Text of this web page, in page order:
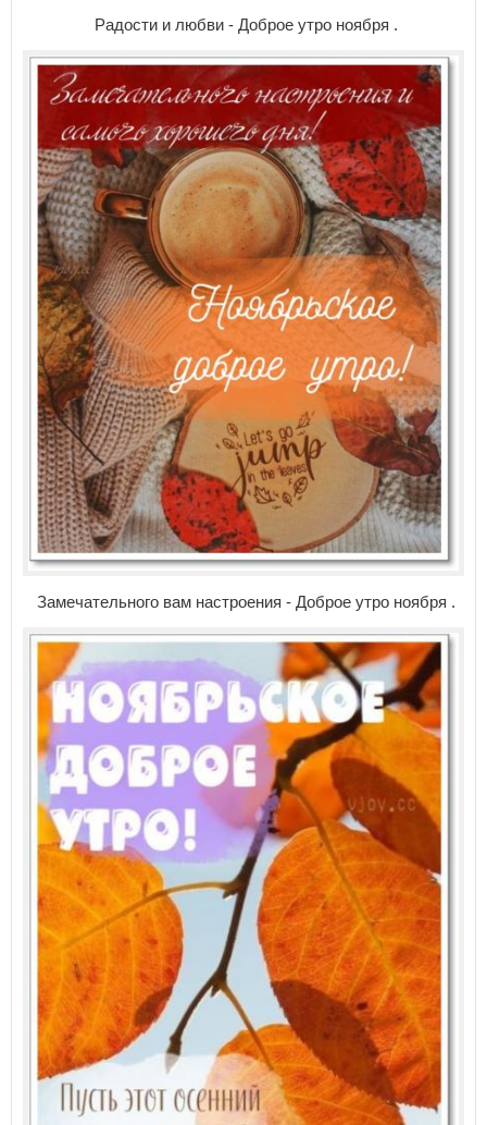
Радости и любви - Доброе утро ноября .
Замечательного вам настроения - Доброе утро ноября .